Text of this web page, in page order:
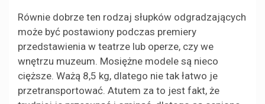
Równie dobrze ten rodzaj słupków odgradzających
może być postawiony podczas premiery
przedstawienia w teatrze lub operze, czy we
wnętrzu muzeum. Mosiężne modele są nieco
cięższe. Ważą 8,5 kg, dlatego nie tak łatwo je
przetransportować. Atutem za to jest fakt, że